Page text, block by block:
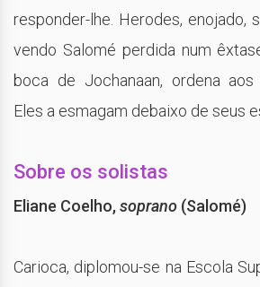
responder-lhe. Herodes, enojado,
vendo Salomé perdida num
boca de Jochanaan, ordena aos
Eles a esmagam debaixo de seus
Sobre os solistas
Eliane Coelho,soprano (Salomé)
Carioca, diplomou-se na Escola